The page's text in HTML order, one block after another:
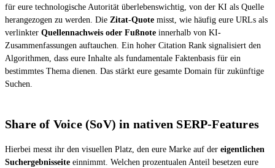
für eure technologische Autorität überlebenswichtig, von der KI als Quelle
herangezogen zu werden. Die Zitat-Quote misst, wie häufig eure URLs als
verlinkter Quellennachweis oder Fußnote innerhalb von KI-
Zusammenfassungen auftauchen. Ein hoher Citation Rank signalisiert den
Algorithmen, dass eure Inhalte als fundamentale Faktenbasis für ein
bestimmtes Thema dienen. Das stärkt eure gesamte Domain für zukünftige
Suchen.
Share of Voice (SoV) in nativen SERP-Features
Hierbei messt ihr den visuellen Platz, den eure Marke auf der eigentlichen
Suchergebnisseite einnimmt. Welchen prozentualen Anteil besetzen eure